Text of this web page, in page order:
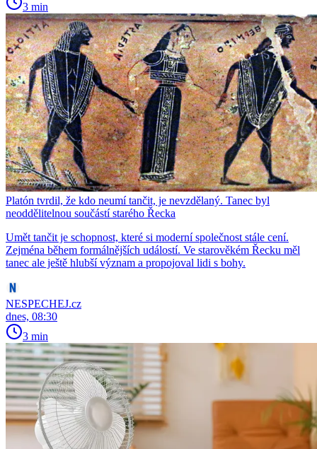
3 min
Platón tvrdil, že kdo neumí tančit, je nevzdělaný. Tanec byl
neoddělitelnou součástí starého Řecka
Umět tančit je schopnost, které si moderní společnost stále cení.
Zejména během formálnějších událostí. Ve starověkém Řecku měl
tanec ale ještě hlubší význam a propojoval lidi s bohy.
NESPECHEJ.cz
dnes, 08:30
3 min